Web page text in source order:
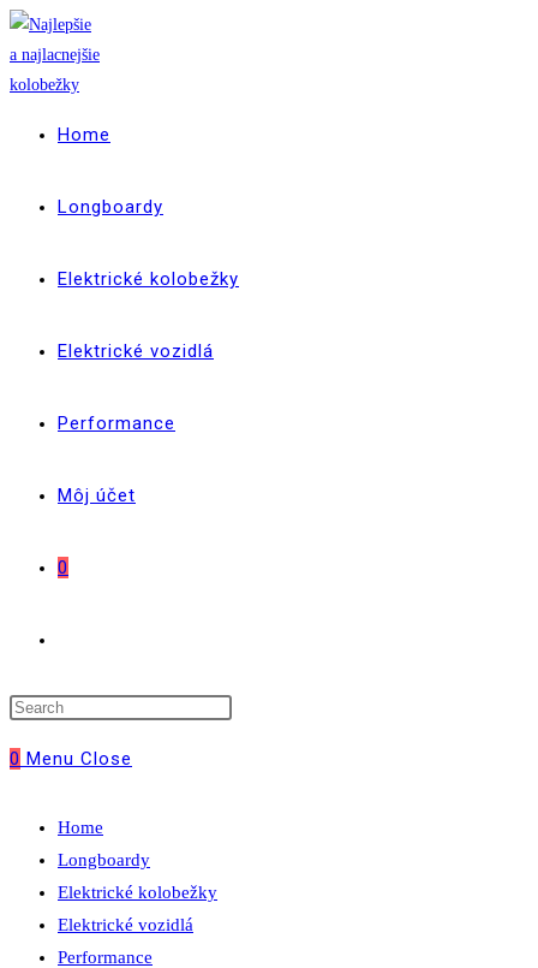
Skip
to
content
Home
Longboardy
Elektrické kolobežky
Elektrické vozidlá
Performance
Môj účet
0
website
0 Menu Close
Home
Longboardy
Elektrické kolobežky
Elektrické vozidlá
Performance